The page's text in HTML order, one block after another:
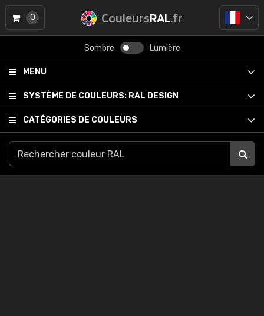
CouleursRAL.fr
Sombre Lumière
MENU
SYSTÈME DE COULEURS: RAL DESIGN
CATÉGORIES DE COULEURS
0